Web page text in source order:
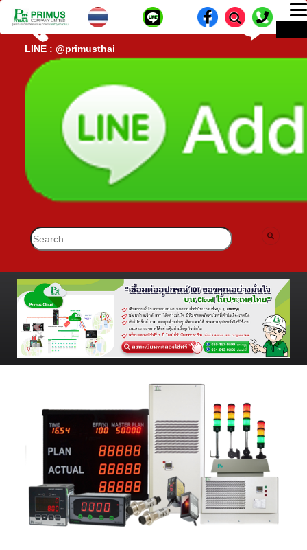
CALL CENTER : 02-693-7005 (40 คู่สาย)
lD-
LINE : @primusthai